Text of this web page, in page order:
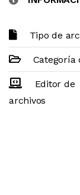
Tipo de
Categoría
Editor de
archivos